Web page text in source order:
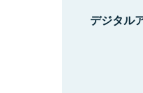
デジタル